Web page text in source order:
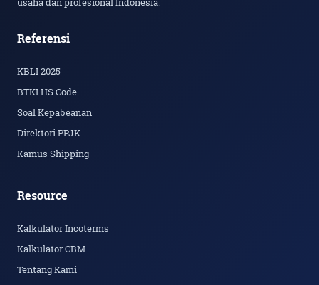
Referensi
KBLI 2025
BTKI HS Code
Soal Kepabeanan
Direktori PPJK
Kamus Shipping
Resource
Kalkulator Incoterms
Kalkulator CBM
Tentang Kami